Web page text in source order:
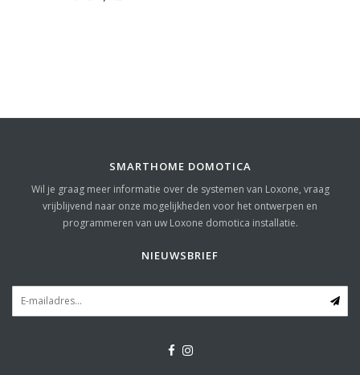
SMARTHOME DOMOTICA
Wil je graag meer informatie over de systemen van Loxone, vraag
vrijblijvend naar onze mogelijkheden voor het ontwerpen en
programmeren van uw Loxone domotica installatie.
NIEUWSBRIEF